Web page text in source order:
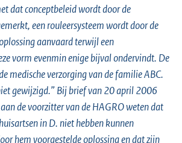
dat conceptbeleid wordt door de
een rouleersysteem wordt door de
aanvaard terwijl een
vorm evenmin enige bijval ondervindt. De
medische verzorging van de familie ABC.
gewijzigd.”Bij brief van 20 april 2006
de voorzitter van de HAGRO weten dat
in D. niet hebben kunnen
hem voorgestelde oplossing en dat zijn